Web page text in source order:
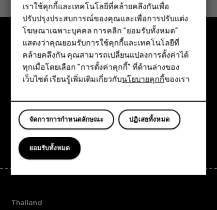
สมาร์ทโฟน
ฟีเจอร์โฟน
อุปกรณ์เสริม
แท็บเล็ต
ใช่ ไม่
สำรวจ
เกี่ยวกับ
การสนับสนุน
FacebookInstagram
TiktokYoutubeLinkedinDiscord
Thailand
เราใช้คุกกี้และเทคโนโลยีที่คล้ายคลึงกันเพื่อ
ปรับปรุงประสบการณ์ของคุณและเพื่อการปรับแต่ง
โฆษณาเฉพาะบุคคล การคลิก "ยอมรับทั้งหมด"
แสดงว่าคุณยอมรับการใช้คุกกี้และเทคโนโลยีที่
คล้ายคลึงกัน คุณสามารถเปลี่ยนแปลงการตั้งค่าได้
ทุกเมื่อโดยเลือก "การตั้งค่าคุกกี้" ที่ด้านล่างของ
เว็บไซต์ เรียนรู้เพิ่มเติมเกี่ยวกับนโยบายคุกกี้ของเรา
ปฏิเสธทั้งหมด
จัดการการกำหนดลักษณะ
ยอมรับทั้งหมด